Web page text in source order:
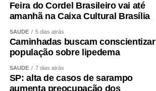
Feira do Cordel Brasileiro vai até
amanhã na Caixa Cultural Brasília
SAÚDE 5 dias atrás
Caminhadas buscam conscientizar
população sobre lipedema
SAÚDE 7 dias atrás
SP: alta de casos de sarampo
aumenta preocupação dos